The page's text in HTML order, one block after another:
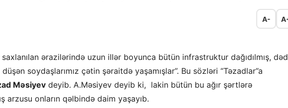
A-
saxlanılan ərazilərində uzun illər boyunca bütün infrastruktur dağıdılmış,
soydaşlarımız çətin şəraitdə yaşamışlar”. Bu sözləri “Təzadlar”a
Məsiyev deyib. A.Məsiyev deyib ki, lakin bütün bu ağır şərtlərə
arzusu onların qəlbində daim yaşayıb.